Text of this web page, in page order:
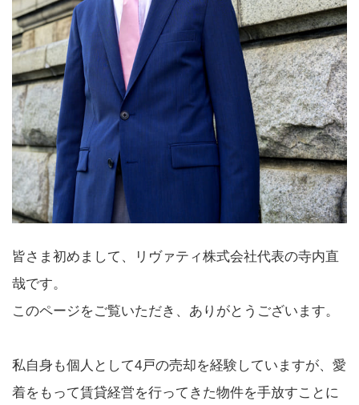
皆さま初めまして、リヴァティ株式会社代表の寺内直
哉です。
このページをご覧いただき、ありがとうございます。
私自身も個人として4戸の売却を経験していますが、愛
着をもって賃貸経営を行ってきた物件を手放すことに